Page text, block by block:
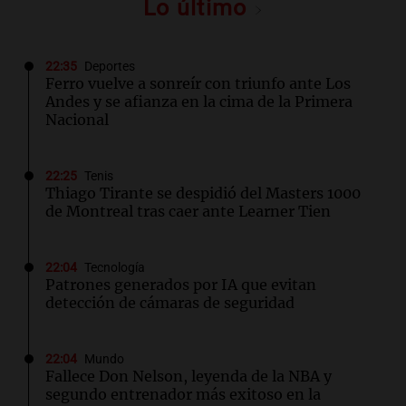
Lo último
22:35 Deportes
Ferro vuelve a sonreír con triunfo ante Los
Andes y se afianza en la cima de la Primera
Nacional
22:25 Tenis
Thiago Tirante se despidió del Masters 1000
de Montreal tras caer ante Learner Tien
22:04 Tecnología
Patrones generados por IA que evitan
detección de cámaras de seguridad
22:04 Mundo
Fallece Don Nelson, leyenda de la NBA y
segundo entrenador más exitoso en la